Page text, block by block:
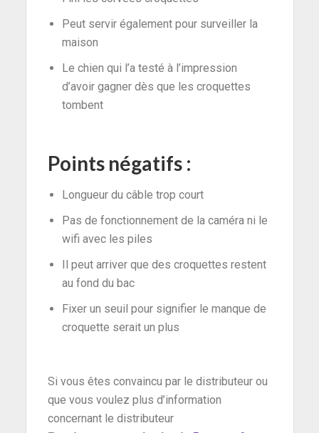
Peut servir également pour surveiller la
maison
Le chien qui l’a testé à l’impression
d’avoir gagner dès que les croquettes
tombent
Points négatifs :
Longueur du câble trop court
Pas de fonctionnement de la caméra ni le
wifi avec les piles
Il peut arriver que des croquettes restent
au fond du bac
Fixer un seuil pour signifier le manque de
croquette serait un plus
Si vous êtes convaincu par le distributeur ou
que vous voulez plus d’information
concernant le distributeur